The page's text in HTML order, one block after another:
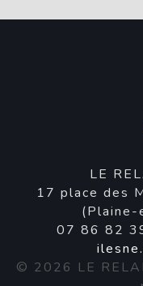
LE
17 place des
(Plaine-
07 86 82
© 2026 LE